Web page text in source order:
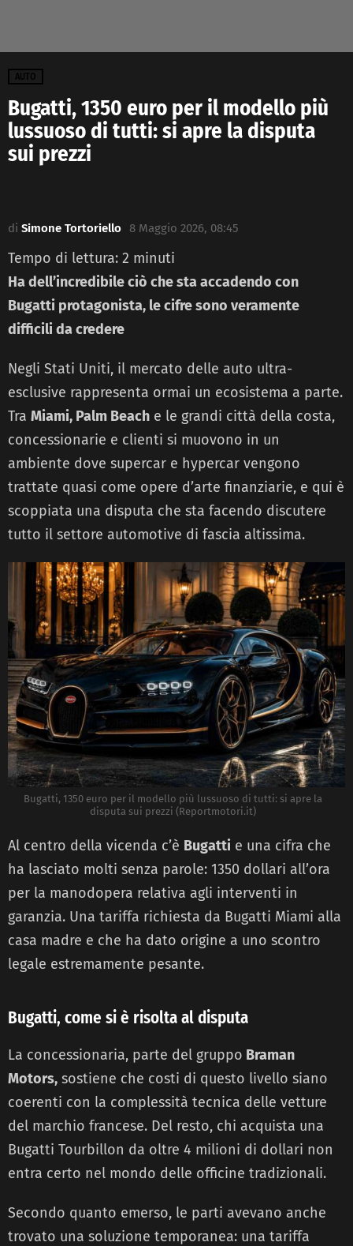
AUTO
Bugatti, 1350 euro per il modello più
lussuoso di tutti: si apre la disputa
sui prezzi
di Simone Tortoriello 8 Maggio 2026, 08:45
Tempo di lettura: 2 minuti
Ha dell’incredibile ciò che sta accadendo con
Bugatti protagonista, le cifre sono veramente
difficili da credere
Negli Stati Uniti, il mercato delle auto ultra-
esclusive rappresenta ormai un ecosistema a parte.
Tra Miami, Palm Beach e le grandi città della costa,
concessionarie e clienti si muovono in un
ambiente dove supercar e hypercar vengono
trattate quasi come opere d’arte finanziarie, e qui è
scoppiata una disputa che sta facendo discutere
tutto il settore automotive di fascia altissima.
Bugatti, 1350 euro per il modello più lussuoso di tutti: si apre la
disputa sui prezzi (Reportmotori.it)
Al centro della vicenda c’è Bugatti e una cifra che
ha lasciato molti senza parole: 1350 dollari all’ora
per la manodopera relativa agli interventi in
garanzia. Una tariffa richiesta da Bugatti Miami alla
casa madre e che ha dato origine a uno scontro
legale estremamente pesante.
Bugatti, come si è risolta al disputa
La concessionaria, parte del gruppo Braman
Motors, sostiene che costi di questo livello siano
coerenti con la complessità tecnica delle vetture
del marchio francese. Del resto, chi acquista una
Bugatti Tourbillon da oltre 4 milioni di dollari non
entra certo nel mondo delle officine tradizionali.
Secondo quanto emerso, le parti avevano anche
trovato una soluzione temporanea: una tariffa